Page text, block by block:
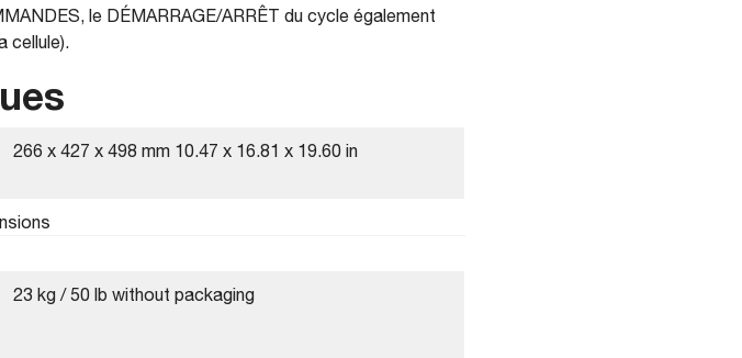
le DÉMARRAGE/ARRÊT du cycle également
cellule).
266 x 427 x 498 mm 10.47 x 16.81 x 19.60 in
23 kg / 50 lb without packaging